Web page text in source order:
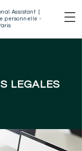
Assistant |
personnelle -
LEGALES